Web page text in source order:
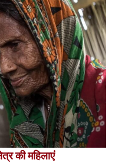
की महिलाएं